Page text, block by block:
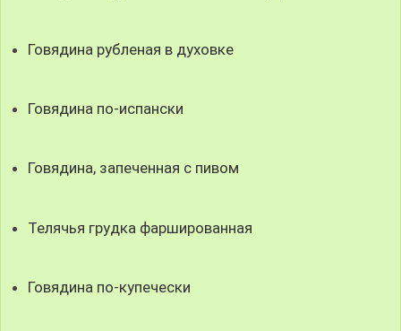
Говядина рубленая в духовке
Говядина по-испански
Говядина, запеченная с пивом
Телячья грудка фаршированная
Говядина по-купечески